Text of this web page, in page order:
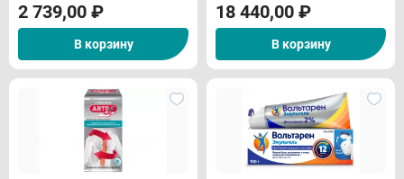
2 739,00 ₽
В корзину
18 440,00 ₽
В корзину